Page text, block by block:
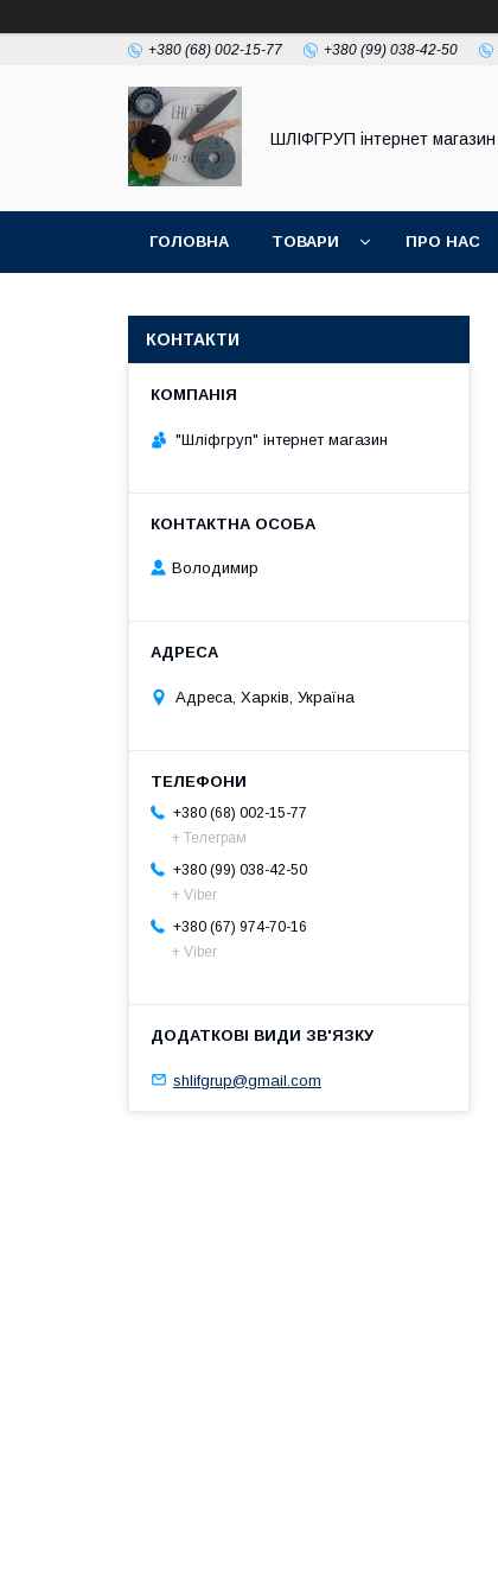
+380 (68) 002-15-77 +380 (99) 038-42-50
ШЛІФГРУП інтернет магазин
ГОЛОВНА ТОВАРИ ПРО НАС
КОНТАКТИ
"Шліфгруп" інтернет магазин
Володимир
Адреса, Харків, Україна
+380 (68) 002-15-77
+ Телеграм
+380 (99) 038-42-50
+ Viber
+380 (67) 974-70-16
+ Viber
shlifgrup@gmail.com